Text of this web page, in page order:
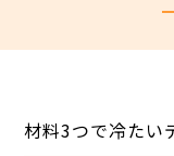
人間ドック 最新
材料3つで冷たい